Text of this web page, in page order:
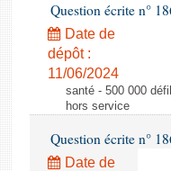
Question écrite n°
Date de
dépôt :
11/06/2024
santé - 500 000
hors service
Question écrite n°
Date de